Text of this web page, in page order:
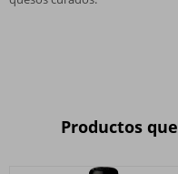
Productos